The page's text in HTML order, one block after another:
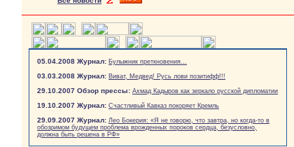
05.04.2008 Журнал: Булыжник преткновения...
03.03.2008 Журнал: Виват, Медвед! Русь лови позитифф!!!
29.10.2007 Обзор прессы: Ахмад Кадыров как зеркало русской дипломатии
19.10.2007 Журнал: Счастливый Кавказ покоряет Кремль
29.09.2007 Журнал: Лео Бокерия: «Я не говорю, что завтра, но когда-то в
обозримом будущем проблема врожденных пороков сердца, безусловно,
должна быть решена в РФ»